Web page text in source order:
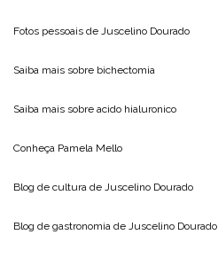
Fotos pessoais de Juscelino Dourado
Saiba mais sobre bichectomia
Saiba mais sobre acido hialuronico
Conheça Pamela Mello
Blog de cultura de Juscelino Dourado
Blog de gastronomia de Juscelino Dourado